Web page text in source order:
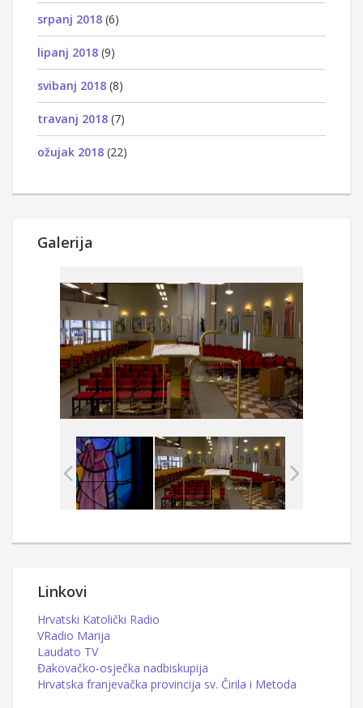
srpanj 2018 (6)
lipanj 2018 (9)
svibanj 2018 (8)
travanj 2018 (7)
ožujak 2018 (22)
Galerija
Linkovi
Hrvatski Katolički Radio
VRadio Marija
Laudato TV
Đakovačko-osječka nadbiskupija
Hrvatska franjevačka provincija sv. Čirila i Metoda